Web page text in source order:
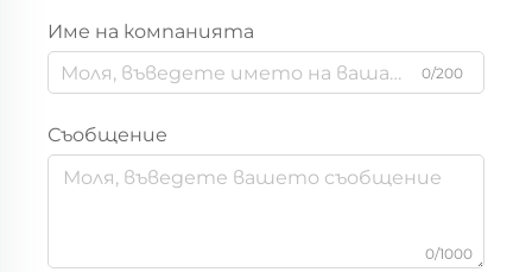
Име на компанията
0/200
Съобщение
0/1000